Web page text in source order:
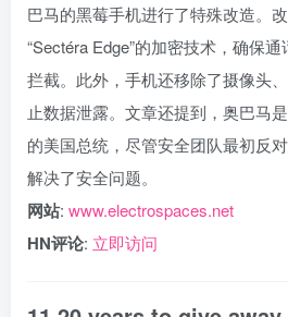
巴马的黑莓手机进行了特殊改造。
“Sectéra Edge”的加密技术，确保
拦截。此外，手机还移除了摄像头
止数据泄露。文章还提到，奥巴马
的美国总统，尽管安全团队最初反
解决了安全问题。
网站: www.electrospaces.net
HN评论: 立即访问